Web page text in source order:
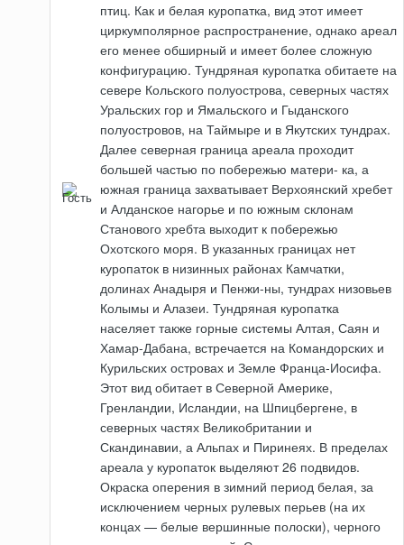
птиц. Как и белая куропатка, вид этот имеет
циркумполярное распространение, однако ареал
его менее обширный и имеет более сложную
конфигурацию. Тундряная куропатка обитаете на
севере Кольского полуострова, северных частях
Уральских гор и Ямальского и Гыданского
полуостровов, на Таймыре и в Якутских тундрах.
Далее северная граница ареала проходит
большей частью по побережью матери- ка, а
южная граница захватывает Верхоянский хребет
и Алданское нагорье и по южным склонам
Станового хребта выходит к побережью
Охотского моря. В указанных границах нет
куропаток в низинных районах Камчатки,
долинах Анадыря и Пенжи-ны, тундрах низовьев
Колымы и Алазеи. Тундряная куропатка
населяет также горные системы Алтая, Саян и
Хамар-Дабана, встречается на Командорских и
Курильских островах и Земле Франца-Иосифа.
Этот вид обитает в Северной Америке,
Гренландии, Исландии, на Шпицбергене, в
северных частях Великобритании и
Скандинавии, а Альпах и Пиринеях. В пределах
ареала у куропаток выделяют 26 подвидов.
Окраска оперения в зимний период белая, за
исключением черных рулевых перьев (на их
концах — белые вершинные полоски), черного